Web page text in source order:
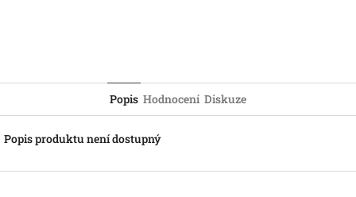
Popis Hodnocení Diskuze
Popis produktu není dostupný